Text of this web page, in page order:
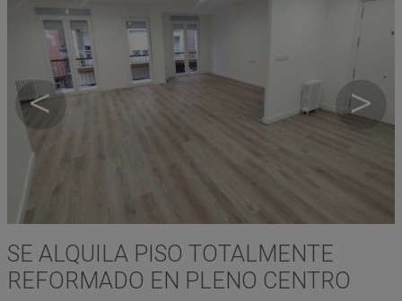
< >
SE ALQUILA PISO TOTALMENTE
REFORMADO EN PLENO CENTRO